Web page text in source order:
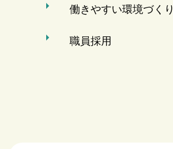
働きやすい環境づくり
職員採用